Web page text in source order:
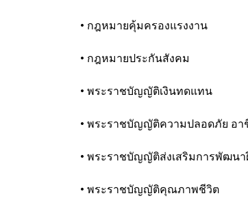
• กฎหมายคุ้มครองแรงงาน
• กฎหมายประกันสังคม
• พระราชบัญญัติเงินทดแทน
• พระราชบัญญัติความปลอดภัย อ
• พระราชบัญญัติส่งเสริมการพัฒนา
• พระราชบัญญัติคุณภาพชีวิต